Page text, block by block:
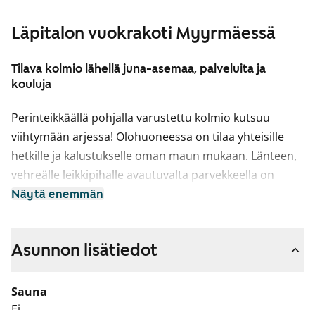
Läpitalon vuokrakoti Myyrmäessä
Tilava kolmio lähellä juna-asemaa, palveluita ja
kouluja
Perinteikkäällä pohjalla varustettu kolmio kutsuu
viihtymään arjessa! Olohuoneessa on tilaa yhteisille
hetkille ja kalustukselle oman maun mukaan. Länteen,
vehreälle leikkipihalle avautuvalta parvekkeella on
mukava seurata vuodenaikojen vaihtelua. Säilytystila
Kylpyhuoneessa on paikka pyykinpesukoneelle.
Näytä enemmän
Asunnon lisätiedot
Sauna